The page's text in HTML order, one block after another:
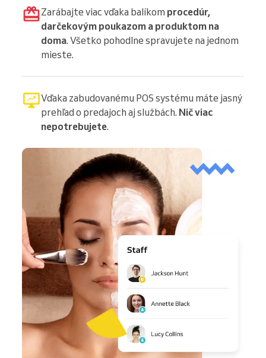
Zarábajte viac vďaka balíkom procedúr,
darčekovým poukazom a produktom na
doma. Všetko pohodlne spravujete na jednom
mieste.
Vďaka zabudovanému POS systému máte jasný
prehľad o predajoch aj službách. Nič viac
nepotrebujete.